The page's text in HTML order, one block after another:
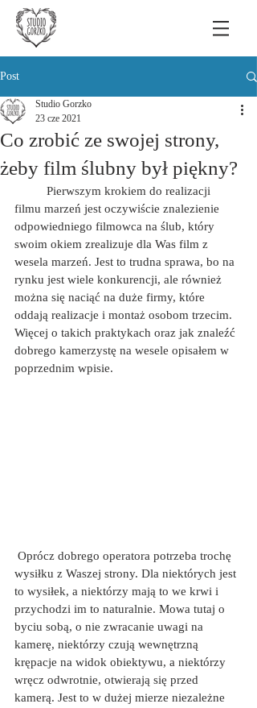
Post
Co zrobić ze swojej strony,
żeby film ślubny był piękny?
Studio Gorzko
23 cze 2021
filmu marzeń jest oczywiście znalezienie
odpowiedniego filmowca na ślub, który
swoim okiem zrealizuje dla Was film z
wesela marzeń. Jest to trudna sprawa, bo na
rynku jest wiele konkurencji, ale również
można się naciąć na duże firmy, które
oddają realizacje i montaż osobom trzecim.
Więcej o takich praktykach oraz jak znaleźć
dobrego kamerzystę na wesele opisałem w
poprzednim wpisie.
wysiłku z Waszej strony. Dla niektórych jest
to wysiłek, a niektórzy mają to we krwi i
przychodzi im to naturalnie. Mowa tutaj o
byciu sobą, o nie zwracanie uwagi na
kamerę, niektórzy czują wewnętrzną
krępacje na widok obiektywu, a niektórzy
wręcz odwrotnie, otwierają się przed
kamerą. Jest to w dużej mierze niezależne